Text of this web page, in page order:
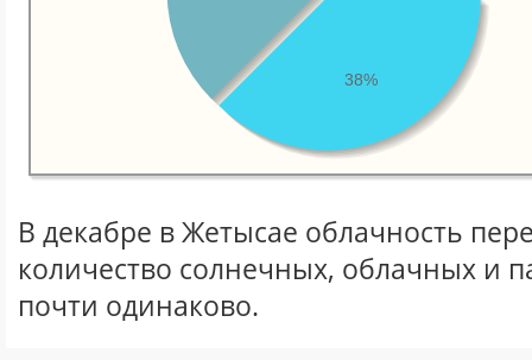
38%
В декабре в Жетысае облачность
количество солнечных, облачных и
почти одинаково.